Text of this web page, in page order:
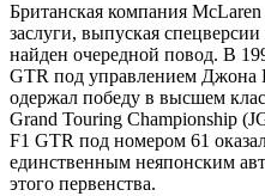
Британская компания
заслуги, выпуская
найден очередной повод. В
GTR под управлением Джона
одержал победу в высшем
Grand Touring Championship
F1 GTR под номером 61
единственным неяпонским
этого первенства.